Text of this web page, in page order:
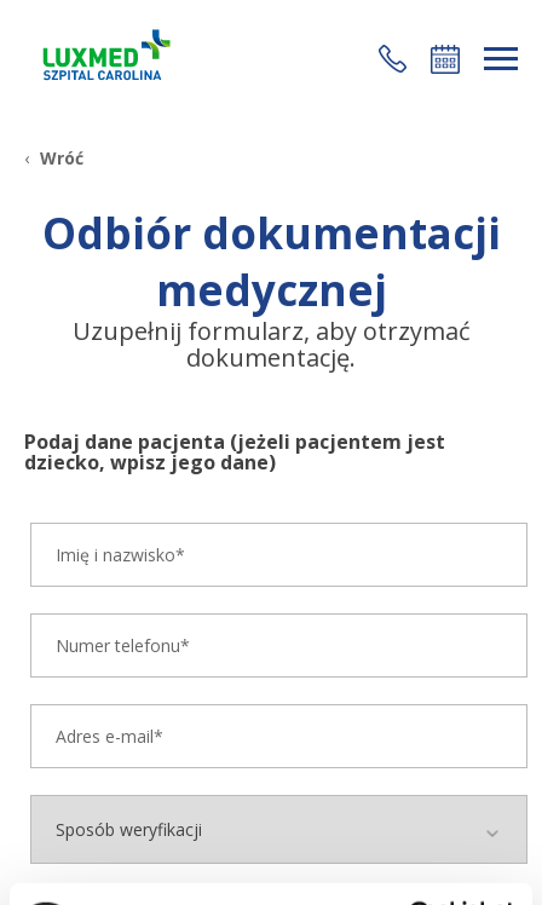
+48 22 35 58 200
Wróć
Odbiór dokumentacji
medycznej
Uzupełnij formularz, aby otrzymać
dokumentację.
Podaj dane pacjenta (jeżeli pacjentem jest
dziecko, wpisz jego dane)